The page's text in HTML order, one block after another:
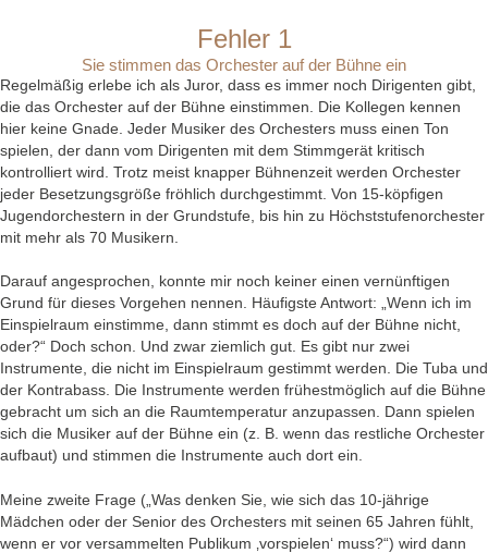
Fehler 1
Sie stimmen das Orchester auf der Bühne ein
Regelmäßig erlebe ich als Juror, dass es immer noch Dirigenten gibt,
die das Orchester auf der Bühne einstimmen. Die Kollegen kennen
hier keine Gnade. Jeder Musiker des Orchesters muss einen Ton
spielen, der dann vom Dirigenten mit dem Stimmgerät kritisch
kontrolliert wird. Trotz meist knapper Bühnenzeit werden Orchester
jeder Besetzungsgröße fröhlich durchgestimmt. Von 15-köpfigen
Jugendorchestern in der Grundstufe, bis hin zu Höchststufenorchester
mit mehr als 70 Musikern.
Darauf angesprochen, konnte mir noch keiner einen vernünftigen
Grund für dieses Vorgehen nennen. Häufigste Antwort: „Wenn ich im
Einspielraum einstimme, dann stimmt es doch auf der Bühne nicht,
oder?“ Doch schon. Und zwar ziemlich gut. Es gibt nur zwei
Instrumente, die nicht im Einspielraum gestimmt werden. Die Tuba und
der Kontrabass. Die Instrumente werden frühestmöglich auf die Bühne
gebracht um sich an die Raumtemperatur anzupassen. Dann spielen
sich die Musiker auf der Bühne ein (z. B. wenn das restliche Orchester
aufbaut) und stimmen die Instrumente auch dort ein.
Meine zweite Frage („Was denken Sie, wie sich das 10-jährige
Mädchen oder der Senior des Orchesters mit seinen 65 Jahren fühlt,
wenn er vor versammelten Publikum ‚vorspielen‘ muss?“) wird dann